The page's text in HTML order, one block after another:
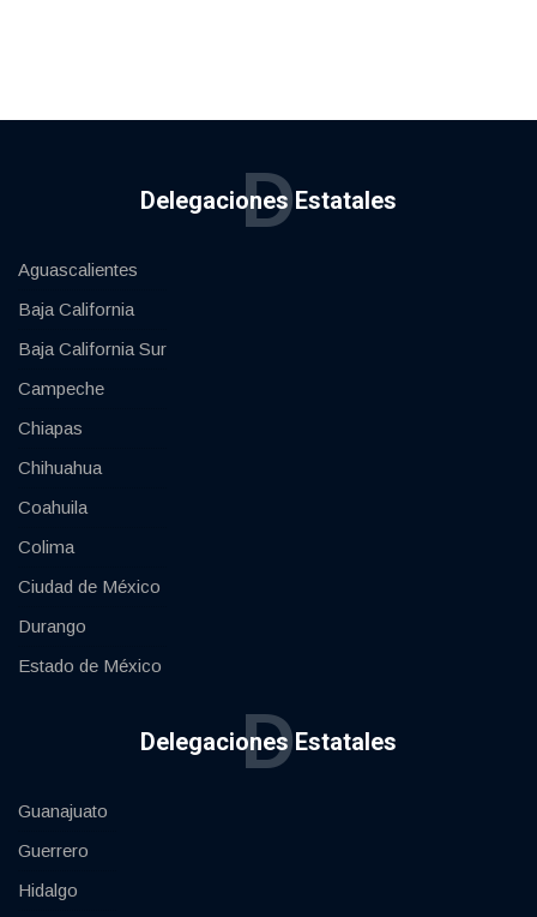
Delegaciones Estatales
D
Aguascalientes
Baja California
Baja California Sur
Campeche
Chiapas
Chihuahua
Coahuila
Colima
Ciudad de México
Durango
Estado de México
Delegaciones Estatales
D
Guanajuato
Guerrero
Hidalgo